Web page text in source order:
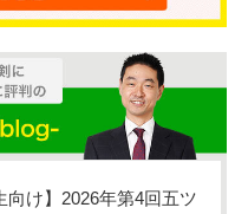
向け】2026年第4回五ツ